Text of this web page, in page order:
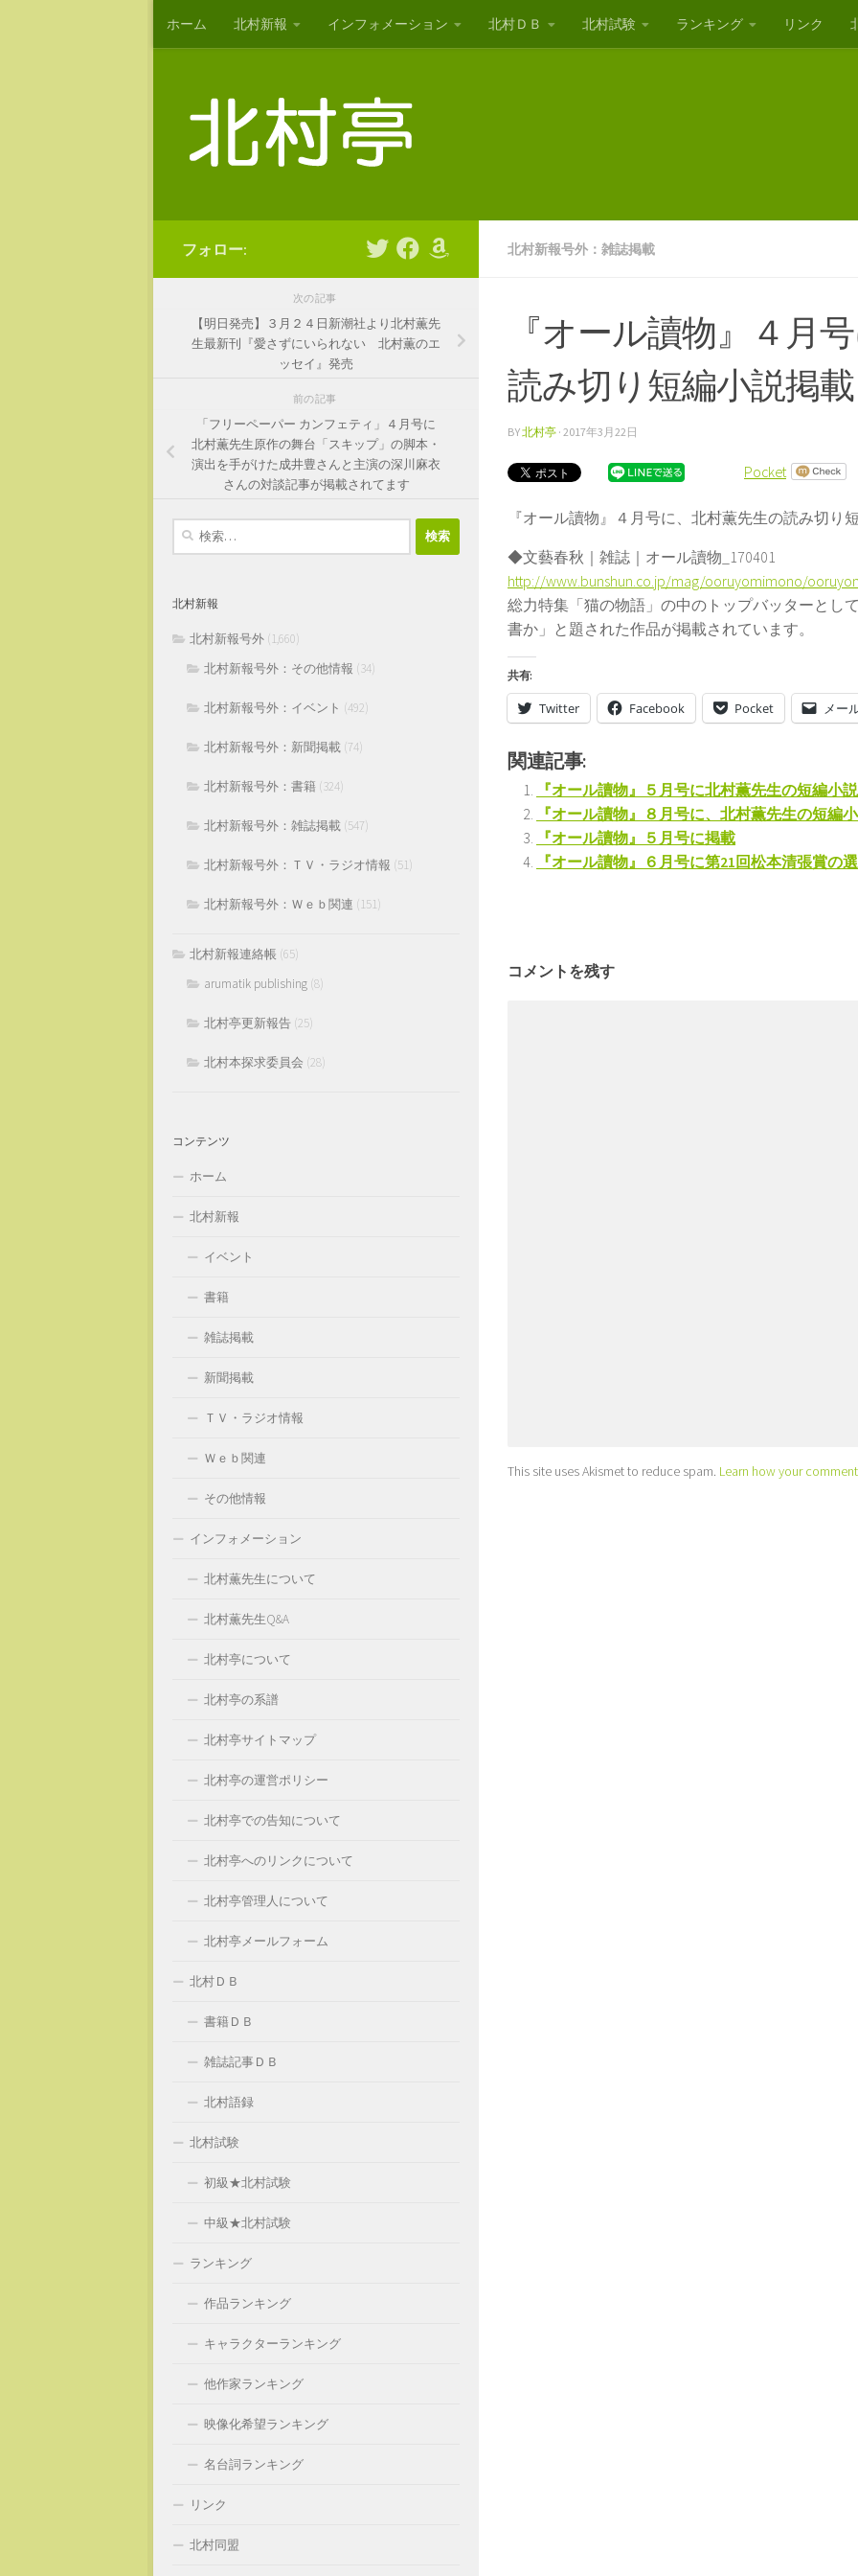
コンテンツへスキップ
ホーム 北村新報 インフォメーション 北村ＤＢ 北村試験 ランキング リンク
北村新報号外：雑誌掲載
『オール讀物』４月
読み切り短編小説掲
BY北村亭 · 2017年3月22日
Pocket
『オール讀物』４月号に、北村薫先生の読み切り
◆文藝春秋｜雑誌｜オール讀物_170401
http://www.bunshun.co.jp/mag/ooruyomimono/
総力特集「猫の物語」の中のトップバッターとし
書か」と題された作品が掲載されています。
共有:
Twitter Facebook Pocket メー
関連記事:
『オール讀物』５月号に北村薫先生の短編小
『オール讀物』８月号に、北村薫先生の短編
『オール讀物』５月号に掲載
『オール讀物』６月号に第21回松本清張賞の
コメントを残す
This site uses Akismet to reduce spam. Learn how your
フォロー:
次の記事
【明日発売】３月２４日新潮社より北村薫先
生最新刊『愛さずにいられない 北村薫のエ
ッセイ』発売
前の記事
「フリーペーパー カンフェティ」４月号に
北村薫先生原作の舞台「スキップ」の脚本・
演出を手がけた成井豊さんと主演の深川麻衣
さんの対談記事が掲載されてます
検
北村新報
北村新報号外 (1,660)
北村新報号外：その他情報 (34)
北村新報号外：イベント (492)
北村新報号外：新聞掲載 (74)
北村新報号外：書籍 (324)
北村新報号外：雑誌掲載 (547)
北村新報号外：ＴＶ・ラジオ情報 (51)
北村新報号外：Ｗｅｂ関連 (151)
北村新報連絡帳 (65)
arumatik publishing (8)
北村亭更新報告 (25)
北村本探求委員会 (28)
コンテンツ
ホーム
北村新報
イベント
書籍
雑誌掲載
新聞掲載
ＴＶ・ラジオ情報
Ｗｅｂ関連
その他情報
インフォメーション
北村薫先生について
北村薫先生Q&A
北村亭について
北村亭の系譜
北村亭サイトマップ
北村亭の運営ポリシー
北村亭での告知について
北村亭へのリンクについて
北村亭管理人について
北村亭メールフォーム
北村ＤＢ
書籍ＤＢ
雑誌記事ＤＢ
北村語録
北村試験
初級★北村試験
中級★北村試験
ランキング
作品ランキング
キャラクターランキング
他作家ランキング
映像化希望ランキング
名台詞ランキング
リンク
北村同盟